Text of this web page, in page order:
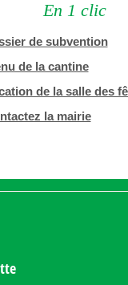
En 1 clic
de subvention
de la cantine
de la salle des
la mairie